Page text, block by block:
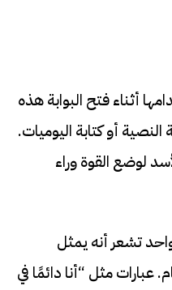
أثناء فتح البوابة هذه
أو كتابة اليوميات.
لوضع القوة وراء
تشعر أنه يمثل
مثل “أنا دائمًا في